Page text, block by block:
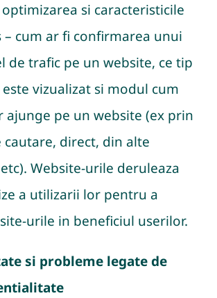
si caracteristicile
– cum ar fi confirmarea unui
de trafic pe un website, ce tip
vizualizat si modul cum
ajunge pe un website (ex prin
direct, din alte
Website-urile deruleaza
a utilizarii lor pentru a
urile in beneficiul userilor.
si probleme legate de